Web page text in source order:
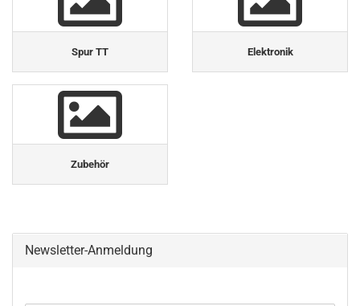
Spur TT Elektronik
Zubehör
Newsletter-Anmeldung